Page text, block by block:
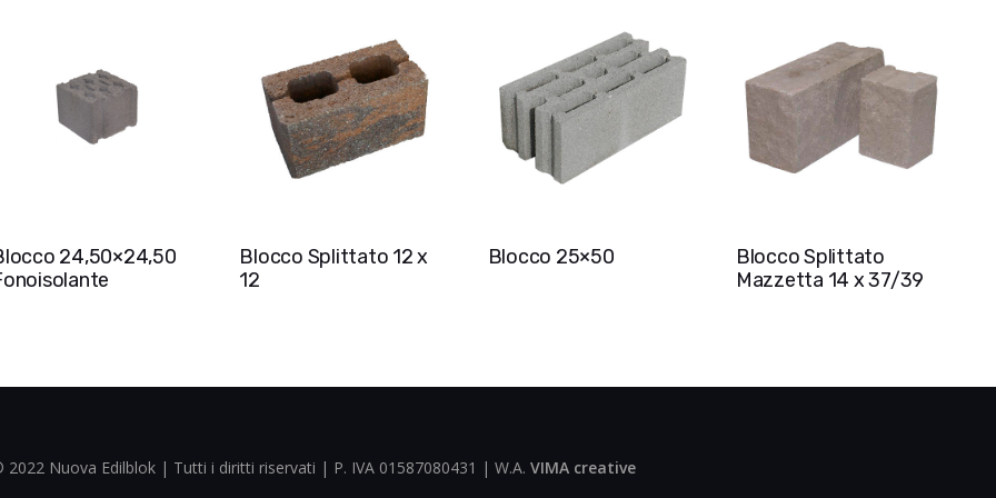
24,50×24,50
Blocco Splittato 12 x
12
Blocco 25×50
Blocco Splittato
Mazzetta 14 x 37/39
2022 Nuova Edilblok | Tutti i diritti riservati | P. IVA 01587080431 | W.A. VIMA creative